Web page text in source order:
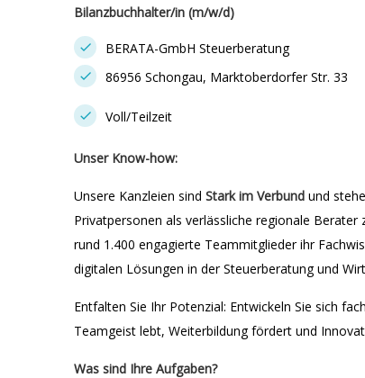
Bilanzbuchhalter/in (m/w/d)
BERATA-GmbH Steuerberatung
86956 Schongau, Marktoberdorfer Str. 33
Voll/Teilzeit
Unser Know-how:
Unsere Kanzleien sind Stark im Verbund und
Privatpersonen als verlässliche regionale
rund 1.400 engagierte Teammitglieder ihr
digitalen Lösungen in der Steuerberatung und
Entfalten Sie Ihr Potenzial: Entwickeln Sie sich
Teamgeist lebt, Weiterbildung fördert und
Was sind Ihre Aufgaben?